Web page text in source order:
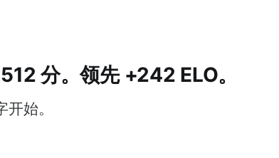
分。领先 +242 ELO。
始。